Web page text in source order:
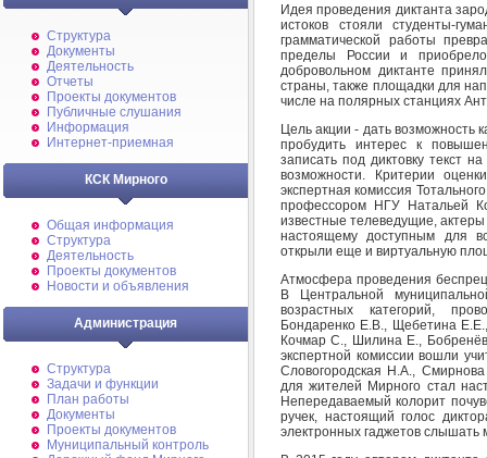
Структура
Документы
Деятельность
Отчеты
Проекты документов
Публичные слушания
Информация
Интернет-приемная
КСК Мирного
Общая информация
Структура
Деятельность
Проекты документов
Новости и объявления
Администрация
Структура
Задачи и функции
План работы
Документы
Проекты документов
Муниципальный контроль
Идея проведения диктанта
истоков стояли студенты-
грамматической работы
пределы России и
добровольном диктанте
страны, также площадки для
числе на полярных станциях
Цель акции - дать возможность
пробудить интерес к
записать под диктовку текст
возможности. Критерии
экспертная комиссия
профессором НГУ Натальей
известные телеведущие,
настоящему доступным для
открыли еще и виртуальную
Атмосфера проведения
В Центральной
возрастных категорий,
Бондаренко Е.В., Щебетина
Кочмар С., Шилина Е.,
экспертной комиссии вошли
Словогородская Н.А.,
для жителей Мирного стал
Непередаваемый колорит
ручек, настоящий голос
электронных гаджетов слышать